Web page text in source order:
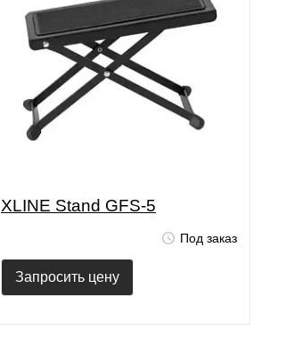
XLINE Stand GFS-5
Под заказ
Запросить цену